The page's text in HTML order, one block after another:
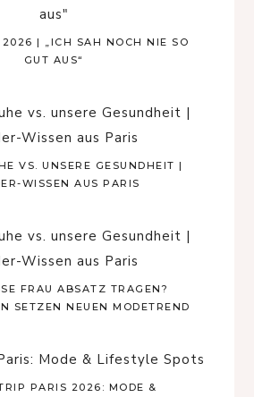
2026 | „ICH SAH NOCH NIE SO
GUT AUS“
VS. UNSERE GESUNDHEIT |
WISSEN AUS PARIS
FRAU ABSATZ TRAGEN? P
SETZEN NEUEN MODETREND
PARIS 2026: MODE &